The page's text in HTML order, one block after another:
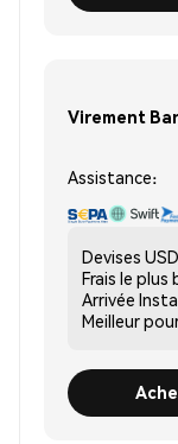
Virement
Assistance:
Devises
Frais le plus
Arrivée
Meilleur